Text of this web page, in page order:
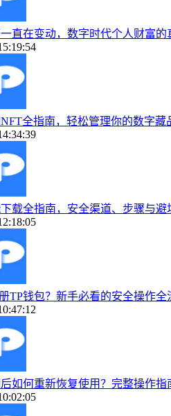
直在变动，数字时代个人财富的
全指南，轻松管理你的数字藏
下载全指南，安全渠道、步骤与避
TP钱包？新手必看的安全操作全
如何重新恢复使用？完整操作指